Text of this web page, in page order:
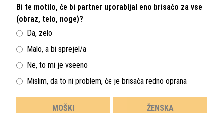
Bi te motilo, če bi partner uporabljal eno brisačo za vse
(obraz, telo, noge)?
Da, zelo
Malo, a bi sprejel/a
Ne, to mi je vseeno
Mislim, da to ni problem, če je brisača redno oprana
MOŠKI ŽENSKA